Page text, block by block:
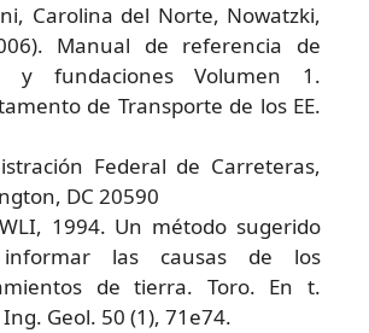
Carolina del Norte, Nowatzki,
Manual de referencia de
y fundaciones Volumen 1.
de Transporte de los EE.
Federal de Carreteras,
DC 20590
1994. Un método sugerido
las causas de los
de tierra. Toro. En t.
Ing. Geol. 50 (1), 71e74.